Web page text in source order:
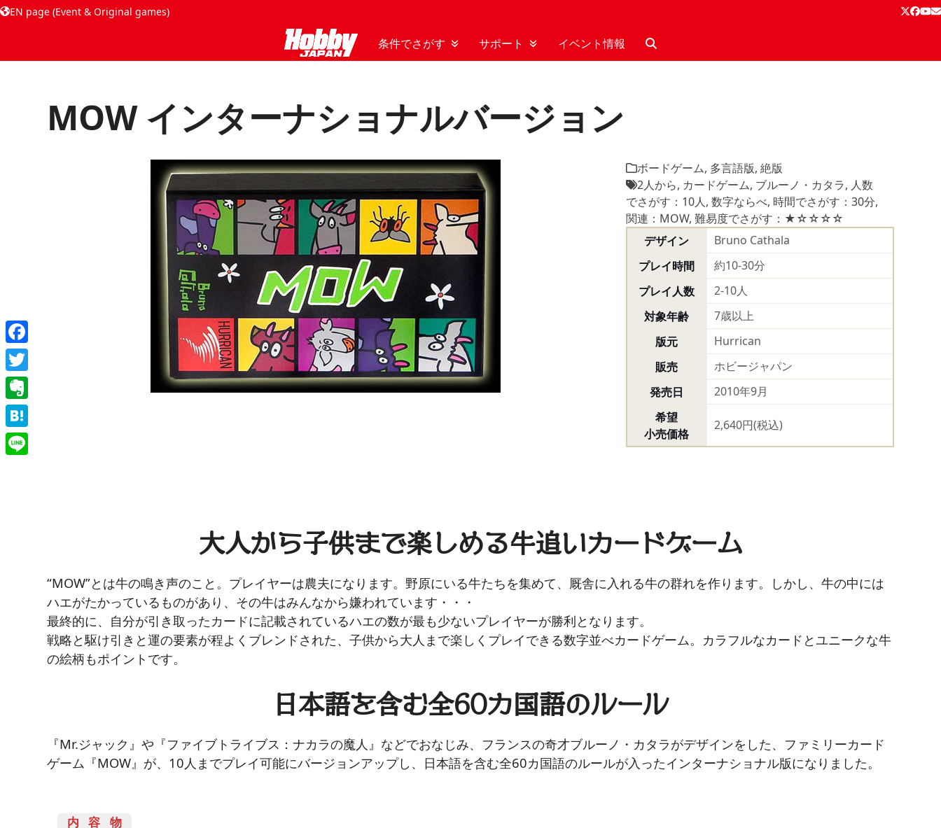
EN page (Event & Original games) Twitter
条件でさがす サポート イベント情報
MOW インターナショナルバージョン
ボードゲーム, 多言語版, 絶版
2人から, カードゲーム, ブルーノ・カタラ, 人数
でさがす：10人, 数字ならべ, 時間でさがす：30分,
関連：MOW, 難易度でさがす：★☆☆☆☆
デザイン
Bruno Cathala
プレイ時間
約10-30分
プレイ人数
2-10人
対象年齢
7歳以上
版元
Hurrican
販売
ホビージャパン
発売日
2010年9月
希望
小売価格
2,640円(税込)
大人から子供まで楽しめる牛追いカードゲーム
“MOW”とは牛の鳴き声のこと。プレイヤーは農夫になります。野原にいる牛たちを集めて、厩舎に入れる牛の群れを作ります。しかし、牛の中には
ハエがたかっているものがあり、その牛はみんなから嫌われています・・・
最終的に、自分が引き取ったカードに記載されているハエの数が最も少ないプレイヤーが勝利となります。
戦略と駆け引きと運の要素が程よくブレンドされた、子供から大人まで楽しくプレイできる数字並べカードゲーム。カラフルなカードとユニークな牛
の絵柄もポイントです。
日本語を含む全60カ国語のルール
『Mr.ジャック』や『ファイブトライブス：ナカラの魔人』などでおなじみ、フランスの奇才ブルーノ・カタラがデザインをした、ファミリーカード
ゲーム『MOW』が、10人までプレイ可能にバージョンアップし、日本語を含む全60カ国語のルールが入ったインターナショナル版になりました。
内容物
Facebook
Twitter
Evernote
Hatena